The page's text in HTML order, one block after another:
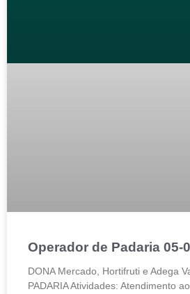
Operador de Padaria 05-
DONA Mercado, Hortifruti e Adega
PADARIA Atividades: Atendimento